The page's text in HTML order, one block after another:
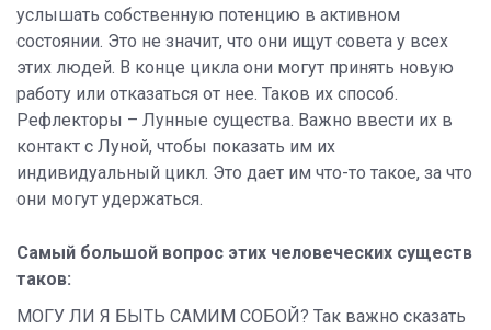
услышать собственную потенцию в активном
состоянии. Это не значит, что они ищут совета у всех
этих людей. В конце цикла они могут принять новую
работу или отказаться от нее. Таков их способ.
Рефлекторы – Лунные существа. Важно ввести их в
контакт с Луной, чтобы показать им их
индивидуальный цикл. Это дает им что-то такое, за что
они могут удержаться.
Самый большой вопрос этих человеческих существ
таков:
МОГУ ЛИ Я БЫТЬ САМИМ СОБОЙ? Так важно сказать